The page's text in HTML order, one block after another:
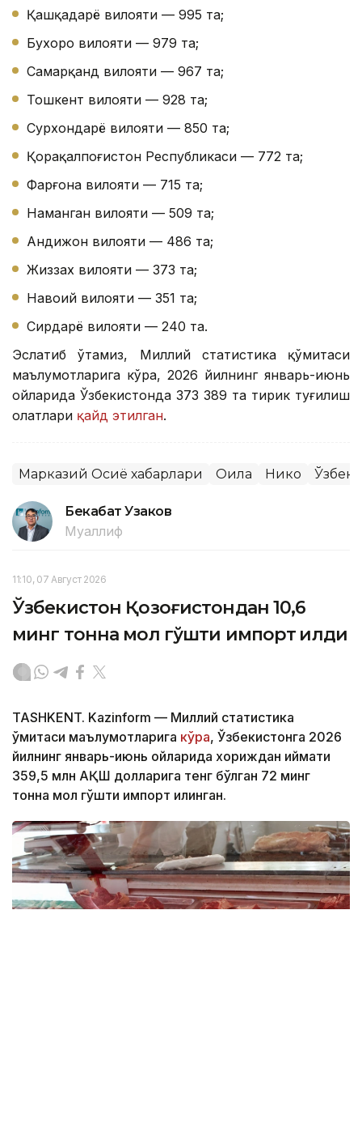
Қашқадарё вилояти — 995 та;
Бухоро вилояти — 979 та;
Самарқанд вилояти — 967 та;
Тошкент вилояти — 928 та;
Сурхондарё вилояти — 850 та;
Қорақалпоғистон Республикаси — 772 та;
Фарғона вилояти — 715 та;
Наманган вилояти — 509 та;
Андижон вилояти — 486 та;
Жиззах вилояти — 373 та;
Навоий вилояти — 351 та;
Сирдарё вилояти — 240 та.
Эслатиб ўтамиз, Миллий статистика қўмитаси
маълумотларига кўра, 2026 йилнинг январь-июнь
ойларида Ўзбекистонда 373 389 та тирик туғилиш
ҳолатлари қайд этилган.
Марказий Осиё хабарлари Оила Никоҳ
Бекабат Узаков
Муаллиф
11:10, 07 Август 2026
Ўзбекистон Қозоғистондан 10,6
минг тонна мол гўшти импорт қилди
TASHKENT. Kazinform — Миллий статистика
қўмитаси маълумотларига кўра, Ўзбекистонга 2026
йилнинг январь-июнь ойларида хориждан қиймати
359,5 млн АҚШ долларига тенг бўлган 72 минг
тонна мол гўшти импорт қилинган.